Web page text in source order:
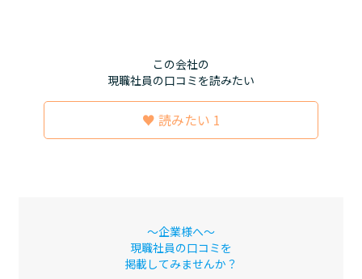
この会社の
現職社員の口コミを読みたい
♥ 読みたい 1
～企業様へ～
現職社員の口コミを
掲載してみませんか？